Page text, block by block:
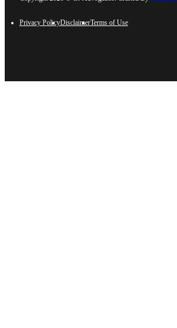
Privacy PolicyDisclaimerTerms of Use